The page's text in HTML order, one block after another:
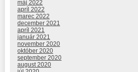
máj 2022
apríl 2022
marec 2022
december 2021
apríl 2021
január 2021
november 2020
október 2020
september 2020
august 2020